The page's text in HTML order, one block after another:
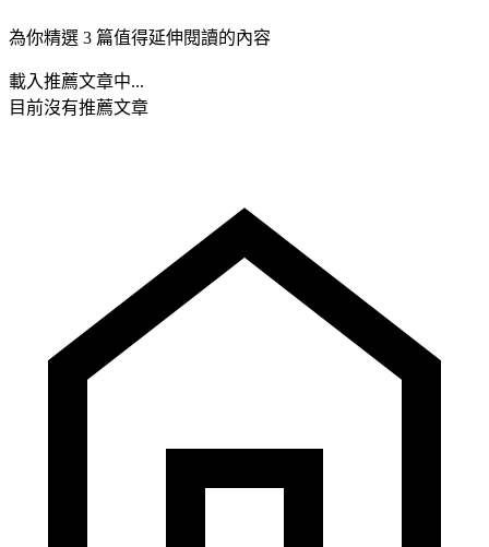
為你精選 3 篇值得延伸閱讀的內容
載入推薦文章中...
目前沒有推薦文章